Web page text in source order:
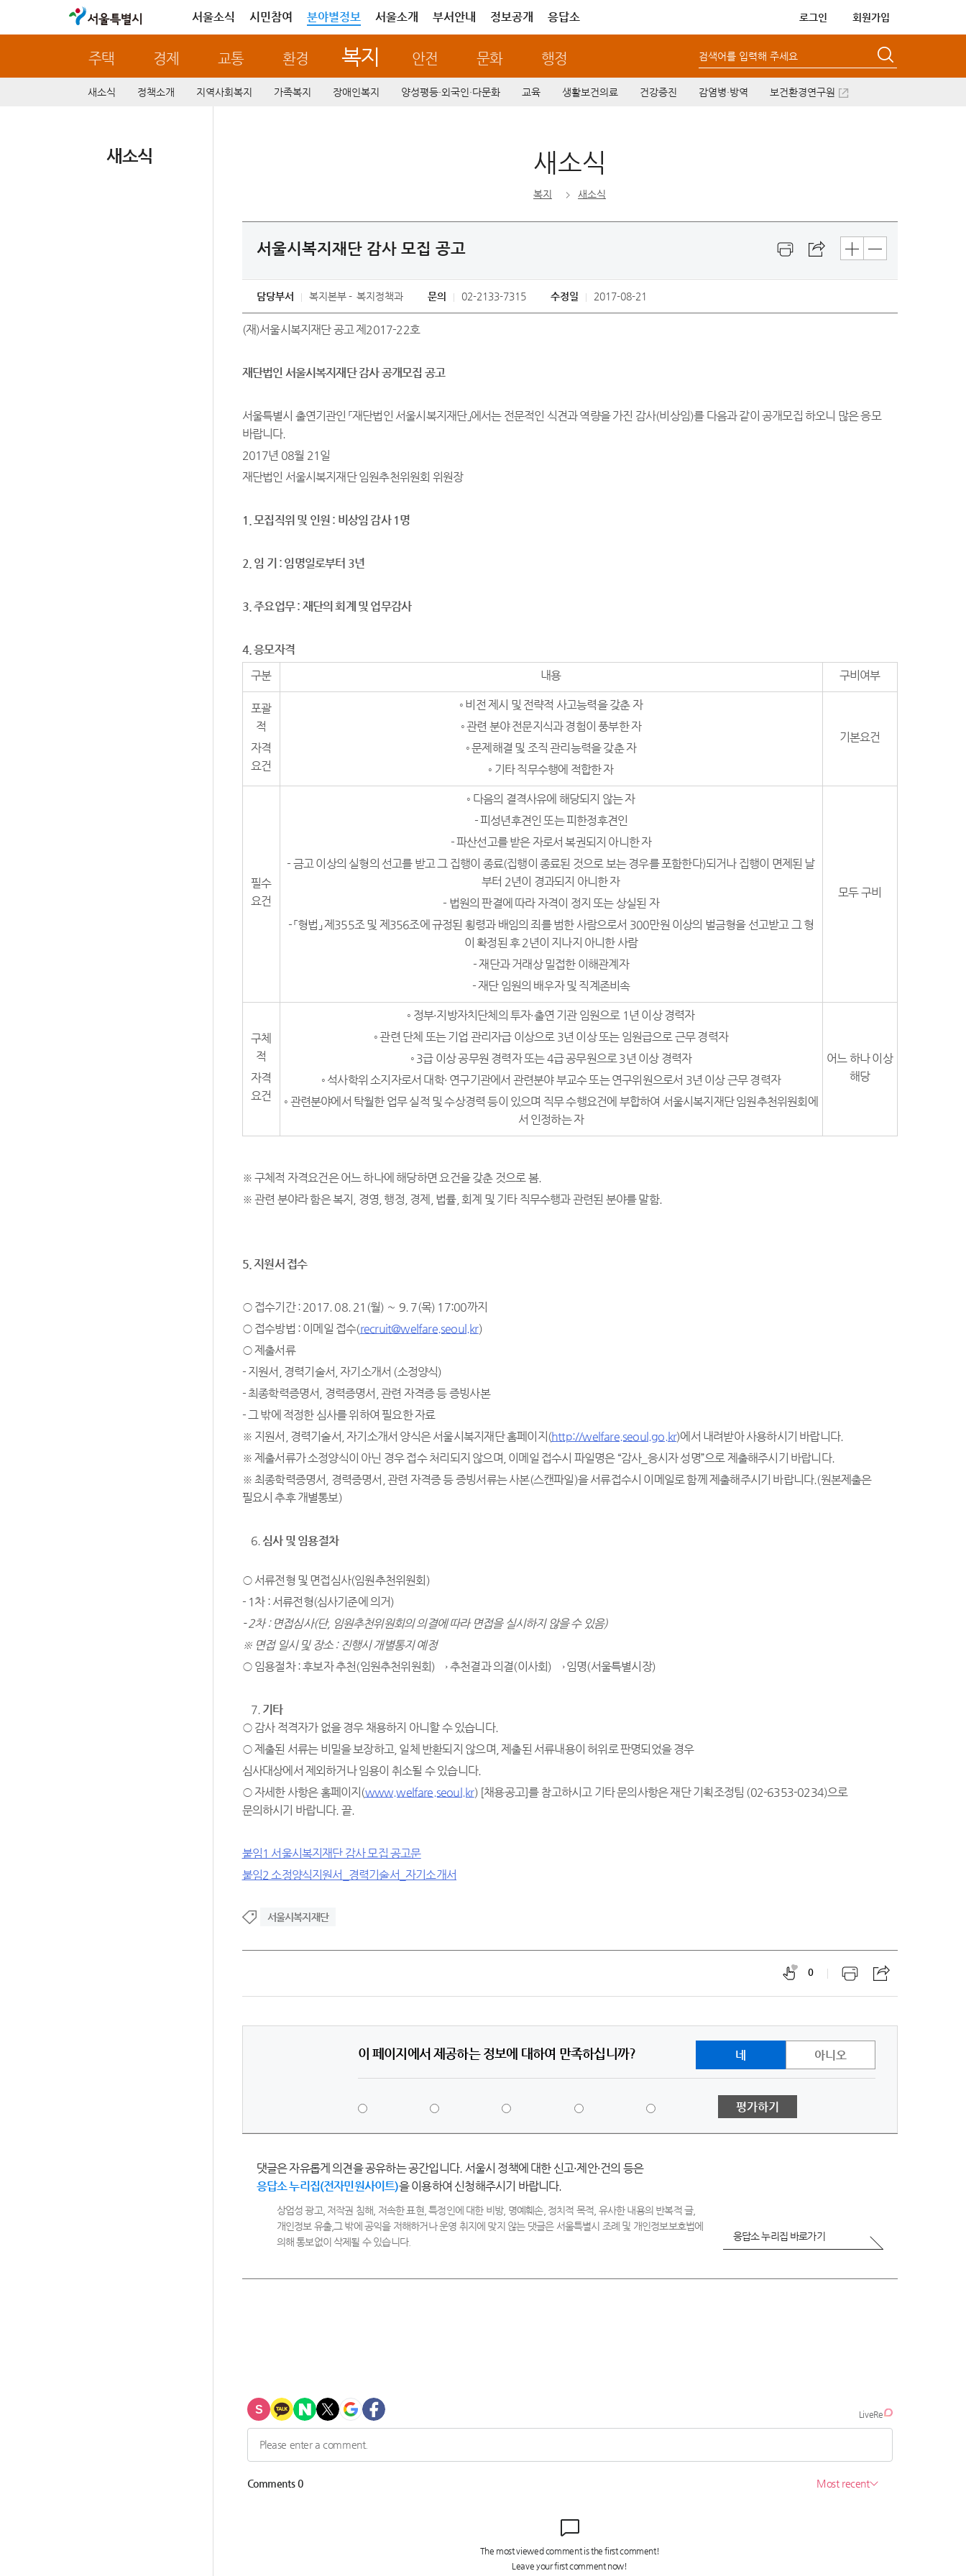
서울특별시 서울소식 시민참여 분야별정보 서울소개 부서안내 정보공개 응답소 로그인 회원가입
주택 경제 교통 환경 복지 안전 문화 행정 검색어를 입력해 주세요
새소식 정책소개 지역사회복지 가족복지 장애인복지 양성평등·외국인·다문화 교육 생활보건의료 건강증진 감염병·방역 보건환경연구원
새소식 새소식
복지 새소식
서울시복지재단 감사 모집 공고
담당부서 복지본부 복지정책과 문의 02-2133-7315 수정일 2017-08-21
(재)서울시복지재단 공고 제2017-22호
재단법인 서울시복지재단 감사 공개모집 공고
서울특별시 출연기관인 「재단법인 서울시복지재단」에서는 전문적인 식견과 역량을 가진 감사(비상임)를 다음과 같이 공개모집 하오니 많은 응모
바랍니다.
2017년 08월 21일
재단법인 서울시복지재단 임원추천위원회 위원장
1.모집직위 및 인원 : 비상임 감사 1 명
2. 임 기 : 임명일로부터 3년
3.주요업무: 재단의 회계 및 업무감사
4.응모자격
구분
내용 구비여부
포괄
적
자격
요건
◦ 비전 제시 및 전략적 사고능력을 갖춘 자
◦ 관련 분야 전문지식과 경험이 풍부한 자
◦ 문제해결 및 조직 관리능력을 갖춘 자
◦ 기타 직무수행에 적합한 자
기본요건
필수
요건
◦ 다음의 결격사유에 해당되지 않는 자
- 피성년후견인 또는 피한정후견인
- 파산선고를 받은 자로서 복권되지 아니한 자
- 금고 이상의 실형의 선고를 받고 그 집행이 종료(집행이 종료된 것으로 보는 경우를 포함한다)되거나 집행이 면제된 날
부터 2년이 경과되지 아니한 자
- 법원의 판결에 따라 자격이 정지 또는 상실된 자
- 「형법」 제355조 및 제356조에 규정된 횡령과 배임의 죄를 범한 사람으로서 300만원 이상의 벌금형을 선고받고 그 형
이 확정된 후 2년이 지나지 아니한 사람
- 재단과 거래상 밀접한 이해관계자
- 재단 임원의 배우자 및 직계존비속
모두 구비
구체
적
자격
요건
◦ 정부·지방자치단체의 투자·출연 기관 임원으로 1년 이상 경력자
◦ 관련 단체 또는 기업 관리자급 이상으로 3년 이상 또는 임원급으로 근무 경력자
◦ 3급 이상 공무원 경력자 또는 4급 공무원으로 3년 이상 경력자
◦ 석사학위 소지자로서 대학· 연구기관에서 관련분야 부교수 또는 연구위원으로서 3년 이상 근무 경력자
◦ 관련분야에서 탁월한 업무 실적 및 수상경력 등이 있으며 직무 수행요건에 부합하여 서울시복지재단 임원추천위원회에
서 인정하는 자
어느 하나 이상
해당
※ 구체적 자격요건은 어느 하나에 해당하면 요건을 갖춘 것으로 봄.
※ 관련 분야라 함은 복지, 경영, 행정, 경제, 법률, 회계 및 기타 직무수행과 관련된 분야를 말함.
5.지원서 접수
○ 접수기간 : 2017. 08. 21(월) ～ 9. 7(목) 17:00까지
○ 접수방법 : 이메일 접수(recruit@welfare.seoul.kr)
○ 제출서류
- 지원서, 경력기술서, 자기소개서 (소정양식)
- 최종학력증명서, 경력증명서, 관련 자격증 등 증빙사본
- 그 밖에 적정한 심사를 위하여 필요한 자료
※ 지원서, 경력기술서, 자기소개서 양식은 서울시복지재단 홈페이지(http://welfare.seoul.go.kr)에서 내려받아 사용하시기 바랍니다.
※ 제출서류가 소정양식이 아닌 경우 접수 처리되지 않으며, 이메일 접수시 파일명은 “감사_응시자 성명”으로 제출해주시기 바랍니다.
※ 최종학력증명서, 경력증명서, 관련 자격증 등 증빙서류는 사본(스캔파일)을 서류접수시 이메일로 함께 제출해주시기 바랍니다.(원본제출은
필요시 추후 개별통보)
심사 및 임용절차
○ 서류전형 및 면접심사(임원추천위원회)
- 1차 : 서류전형(심사기준에 의거)
- 2차: 면접심사(단, 임원추천위원회의 의결에 따라 면접을 실시하지 않을 수 있음)
※ 면접 일시 및 장소 : 진행시 개별통지 예정
○ 임용절차 : 후보자 추천(임원추천위원회) → 추천결과 의결(이사회) → 임명(서울특별시장)
기타
○ 감사 적격자가 없을 경우 채용하지 아니할 수 있습니다.
○ 제출된 서류는 비밀을 보장하고, 일체 반환되지 않으며, 제출된 서류내용이 허위로 판명되었을 경우
심사대상에서 제외하거나 임용이 취소될 수 있습니다.
○ 자세한 사항은 홈페이지(www.welfare.seoul.kr) [채용공고]를 참고하시고 기타 문의사항은 재단 기획조정팀 (02-6353-0234)으로
문의하시기 바랍니다. 끝.
붙임1 서울시복지재단 감사 모집 공고문
붙임2 소정양식지원서_경력기술서_자기소개서
서울시복지재단
0
이 페이지에서 제공하는 정보에 대하여 만족하십니까? 네 아니오
만
족
족
평가하기
댓글은 자유롭게 의견을 공유하는 공간입니다. 서울시 정책에 대한 신고·제안·건의 등은
응답소 누리집(전자민원사이트)을 이용하여 신청해주시기 바랍니다.
상업성 광고, 저작권 침해, 저속한 표현, 특정인에 대한 비방, 명예훼손, 정치적 목적, 유사한 내용의 반복적 글,
개인정보 유출,그 밖에 공익을 저해하거나 운영 취지에 맞지 않는 댓글은 서울특별시 조례 및 개인정보보호법에
의해 통보없이 삭제될 수 있습니다.
응답소 누리집 바로가기